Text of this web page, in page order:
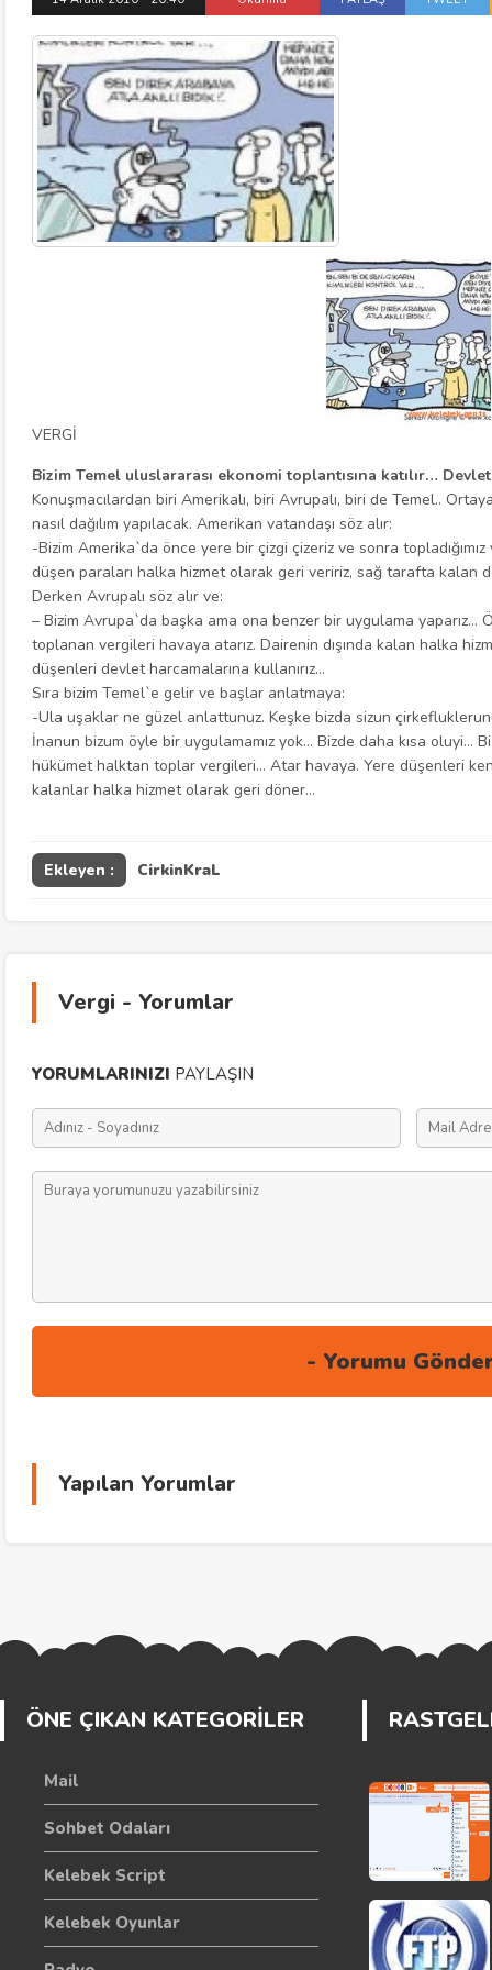
VERGİ
Bizim Temel uluslararası ekonomi toplantısına katılır…
Konuşmacılardan biri Amerikalı, biri Avrupalı, biri de Temel..
nasıl dağılım yapılacak. Amerikan vatandaşı söz alır:
-Bizim Amerika`da önce yere bir çizgi çizeriz ve sonra
düşen paraları halka hizmet olarak geri veririz, sağ tarafta kalan
Derken Avrupalı söz alır ve:
– Bizim Avrupa`da başka ama ona benzer bir uygulama yaparız…
toplanan vergileri havaya atarız. Dairenin dışında kalan halka
düşenleri devlet harcamalarına kullanırız…
Sıra bizim Temel`e gelir ve başlar anlatmaya:
-Ula uşaklar ne güzel anlattunuz. Keşke bizda sizun
İnanun bizum öyle bir uygulamamız yok… Bizde daha kısa oluyi…
hükümet halktan toplar vergileri… Atar havaya. Yere düşenleri
kalanlar halka hizmet olarak geri döner…
Ekleyen : CirkinKraL
Vergi - Yorumlar
YORUMLARINIZI PAYLAŞIN
Yapılan Yorumlar
ÖNE ÇIKAN KATEGORİLER
Mail
Sohbet Odaları
Kelebek Script
Kelebek Oyunlar